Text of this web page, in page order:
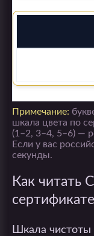
Примечание:
шкала цвета по
(1–2, 3–4, 5–6) —
Если у вас
секунды.
Как читать
Шкала чистоты